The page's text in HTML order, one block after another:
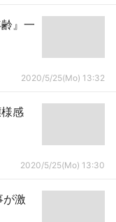
』一
2020/5/25(Mo) 13:32
感
2020/5/25(Mo) 13:30
が激